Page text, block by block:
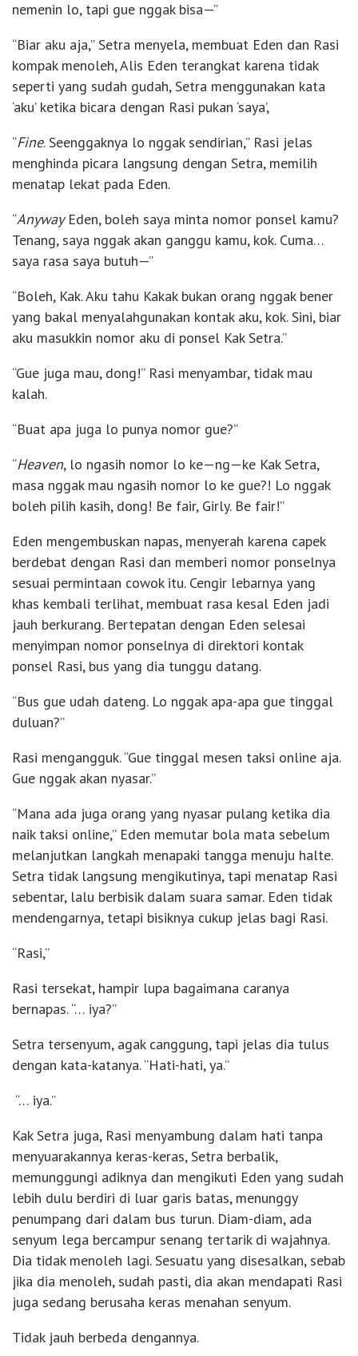
nemenin lo, tapi gue nggak bisa—”
“Biar aku aja,” Setra menyela, membuat Eden dan Rasi
kompak menoleh, Alis Eden terangkat karena tidak
seperti yang sudah gudah, Setra menggunakan kata
‘aku’ ketika bicara dengan Rasi pukan ‘saya’,
“Fine. Seenggaknya lo nggak sendirian,” Rasi jelas
menghinda picara langsung dengan Setra, memilih
menatap lekat pada Eden.
“AnywayEden, boleh saya minta nomor ponsel kamu?
Tenang, saya nggak akan ganggu kamu, kok. Cuma…
saya rasa saya butuh—”
“Boleh, Kak. Aku tahu Kakak bukan orang nggak bener
yang bakal menyalahgunakan kontak aku, kok. Sini, biar
aku masukkin nomor aku di ponsel Kak Setra.”
“Gue juga mau, dong!” Rasi menyambar, tidak mau
kalah.
“Buat apa juga lo punya nomor gue?”
“Heaven, lo ngasih nomor lo ke—ng—ke Kak Setra,
masa nggak mau ngasih nomor lo ke gue?! Lo nggak
boleh pilih kasih, dong! Be fair, Girly. Be fair!”
Eden mengembuskan napas, menyerah karena capek
berdebat dengan Rasi dan memberi nomor ponselnya
sesuai permintaan cowok itu. Cengir lebarnya yang
khas kembali terlihat, membuat rasa kesal Eden jadi
jauh berkurang. Bertepatan dengan Eden selesai
menyimpan nomor ponselnya di direktori kontak
ponsel Rasi, bus yang dia tunggu datang.
“Bus gue udah dateng. Lo nggak apa-apa gue tinggal
duluan?”
Rasi mengangguk. “Gue tinggal mesen taksi online aja.
Gue nggak akan nyasar.”
“Mana ada juga orang yang nyasar pulang ketika dia
naik taksi online,” Eden memutar bola mata sebelum
melanjutkan langkah menapaki tangga menuju halte.
Setra tidak langsung mengikutinya, tapi menatap Rasi
sebentar, lalu berbisik dalam suara samar. Eden tidak
mendengarnya, tetapi bisiknya cukup jelas bagi Rasi.
“Rasi,”
Rasi tersekat, hampir lupa bagaimana caranya
bernapas. “… iya?”
Setra tersenyum, agak canggung, tapi jelas dia tulus
dengan kata-katanya. “Hati-hati, ya.”
“… iya.”
Kak Setra juga, Rasi menyambung dalam hati tanpa
menyuarakannya keras-keras, Setra berbalik,
memunggungi adiknya dan mengikuti Eden yang sudah
lebih dulu berdiri di luar garis batas, menunggy
penumpang dari dalam bus turun. Diam-diam, ada
senyum lega bercampur senang tertarik di wajahnya.
Dia tidak menoleh lagi. Sesuatu yang disesalkan, sebab
jika dia menoleh, sudah pasti, dia akan mendapati Rasi
juga sedang berusaha keras menahan senyum.
Tidak jauh berbeda dengannya.